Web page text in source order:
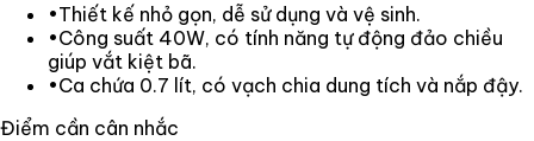
•Thiết kế nhỏ gọn, dễ sử dụng và vệ sinh.
•Công suất 40W, có tính năng tự động đảo chiều
giúp vắt kiệt bã.
•Ca chứa 0.7 lít, có vạch chia dung tích và nắp đậy.
Điểm cần cân nhắc